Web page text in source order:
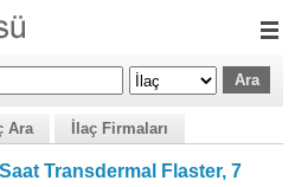
Ara İlaç Firmaları
Transdermal Flaster, 7